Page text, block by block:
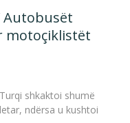
Autobusët
motoçiklistët
shkaktoi shumë
ndërsa u kushtoi